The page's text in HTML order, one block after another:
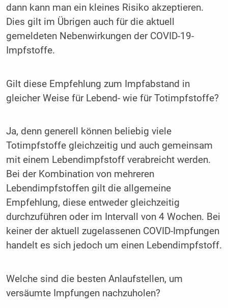
dann kann man ein kleines Risiko akzeptieren.
Dies gilt im Übrigen auch für die aktuell
gemeldeten Nebenwirkungen der COVID-19-
Impfstoffe.
Gilt diese Empfehlung zum Impfabstand in
gleicher Weise für Lebend- wie für Totimpfstoffe?
Ja, denn generell können beliebig viele
Totimpfstoffe gleichzeitig und auch gemeinsam
mit einem Lebendimpfstoff verabreicht werden.
Bei der Kombination von mehreren
Lebendimpfstoffen gilt die allgemeine
Empfehlung, diese entweder gleichzeitig
durchzuführen oder im Intervall von 4 Wochen. Bei
keiner der aktuell zugelassenen COVID-Impfungen
handelt es sich jedoch um einen Lebendimpfstoff.
Welche sind die besten Anlaufstellen, um
versäumte Impfungen nachzuholen?